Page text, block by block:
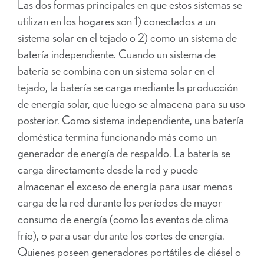
Las dos formas principales en que estos sistemas se
utilizan en los hogares son 1) conectados a un
sistema solar en el tejado o 2) como un sistema de
batería independiente. Cuando un sistema de
batería se combina con un sistema solar en el
tejado, la batería se carga mediante la producción
de energía solar, que luego se almacena para su uso
posterior. Como sistema independiente, una batería
doméstica termina funcionando más como un
generador de energía de respaldo. La batería se
carga directamente desde la red y puede
almacenar el exceso de energía para usar menos
carga de la red durante los períodos de mayor
consumo de energía (como los eventos de clima
frío), o para usar durante los cortes de energía.
Quienes poseen generadores portátiles de diésel o